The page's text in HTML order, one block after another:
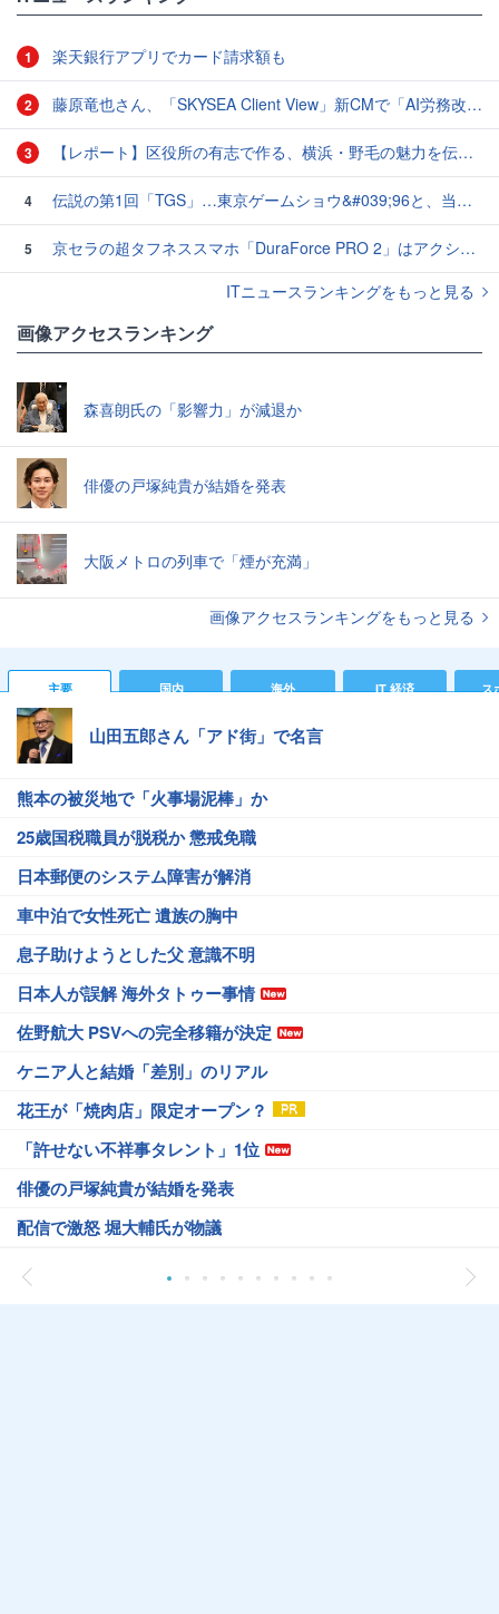
1 楽天銀行アプリでカード請求額も
2 藤原竜也さん、「SKYSEA Client View」新CMで「AI労務改善」をアピール 働き方をAIが分析したら「すぐに休んで」と言われる？
3 【レポート】区役所の有志で作る、横浜・野毛の魅力を伝えるCM
4 伝説の第1回「TGS」…東京ゲームショウ&#039;96と、当時のベストゲーム10本：レトロゲーム浪漫街道
5
京セラの超タフネススマホ「DuraForce PRO 2」はアクションカムとしても優秀
ITニュースランキングをもっと見る
画像アクセスランキング
森喜朗氏の「影響力」が減退か
俳優の戸塚純貴が結婚を発表
大阪メトロの列車で「煙が充満」
画像アクセスランキングをもっと見る
主要 国内 海外 IT 経済 ス
山田五郎さん「アド街」で名言
熊本の被災地で「火事場泥棒」か
25歳国税職員が脱税か 懲戒免職
日本郵便のシステム障害が解消
車中泊で女性死亡 遺族の胸中
息子助けようとした父 意識不明
日本人が誤解 海外タトゥー事情
佐野航大 PSVへの完全移籍が決定
ケニア人と結婚「差別」のリアル
花王が「焼肉店」限定オープン？
「許せない不祥事タレント」1位
俳優の戸塚純貴が結婚を発表
配信で激怒 堀大輔氏が物議